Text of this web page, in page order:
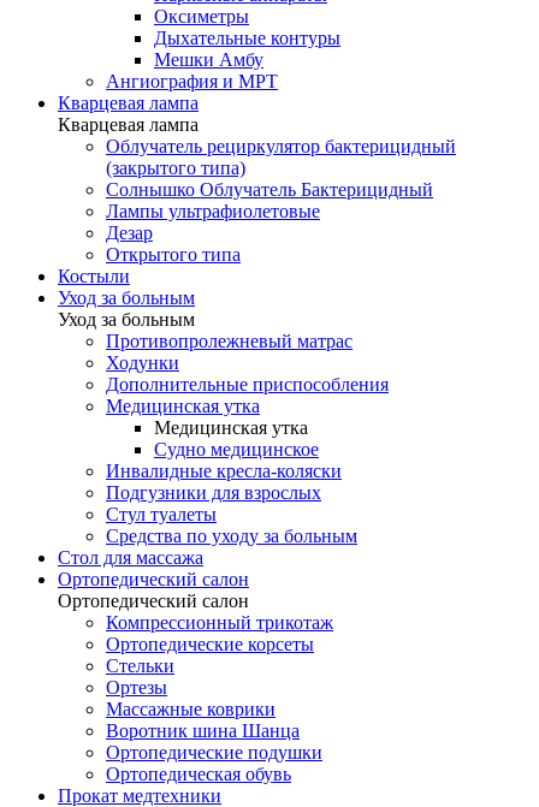
Оксиметры
Дыхательные контуры
Мешки Амбу
Ангиография и МРТ
Кварцевая лампа
Кварцевая лампа
Облучатель рециркулятор бактерицидный
(закрытого типа)
Солнышко Облучатель Бактерицидный
Лампы ультрафиолетовые
Дезар
Открытого типа
Костыли
Уход за больным
Уход за больным
Противопролежневый матрас
Ходунки
Дополнительные приспособления
Медицинская утка
Медицинская утка
Судно медицинское
Инвалидные кресла-коляски
Подгузники для взрослых
Стул туалеты
Средства по уходу за больным
Cтол для массажа
Ортопедический салон
Ортопедический салон
Компрессионный трикотаж
Ортопедические корсеты
Стельки
Ортезы
Массажные коврики
Воротник шина Шанца
Ортопедические подушки
Ортопедическая обувь
Прокат медтехники